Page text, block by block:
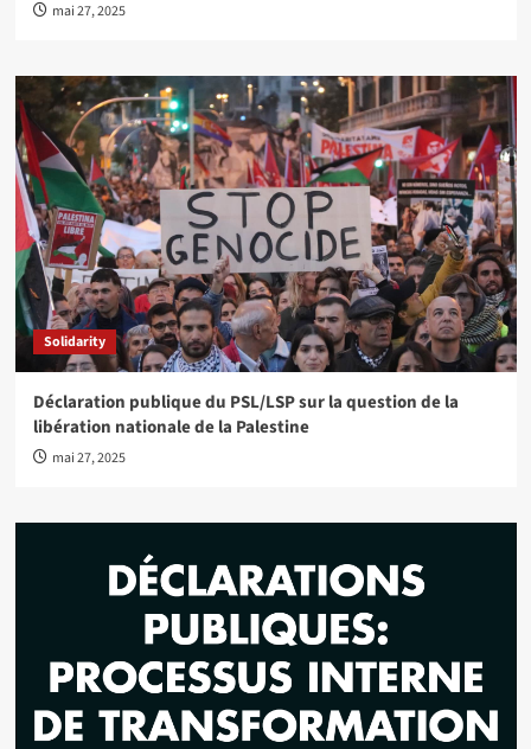
mai 27, 2025
Solidarity
Déclaration publique du PSL/LSP sur la question de la
libération nationale de la Palestine
mai 27, 2025